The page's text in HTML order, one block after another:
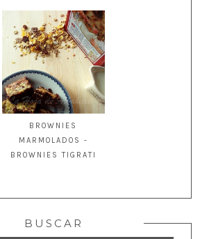
BROWNIES
MARMOLADOS -
BROWNIES TIGRATI
BUSCAR